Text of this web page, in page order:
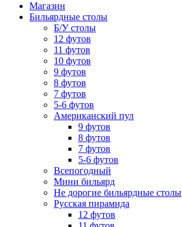
Магазин
Бильярдные столы
Б/У столы
12 футов
11 футов
10 футов
9 футов
8 футов
7 футов
5-6 футов
Американский пул
9 футов
8 футов
7 футов
5-6 футов
Всепогодный
Мини бильярд
Не дорогие бильярдные столы
Русская пирамида
12 футов